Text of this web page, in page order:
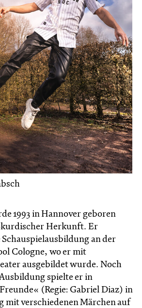
1993 in Hannover geboren
Herkunft. Er
an der
Cologne, wo er mit
ausgebildet wurde. Noch
spielte er in
(Regie: Gabriel Diaz) in
mit verschiedenen Märchen auf